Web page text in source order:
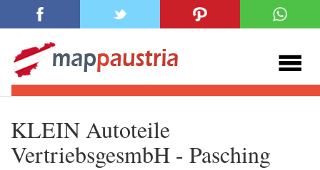
KLEIN Autoteile
VertriebsgesmbH - Pasching